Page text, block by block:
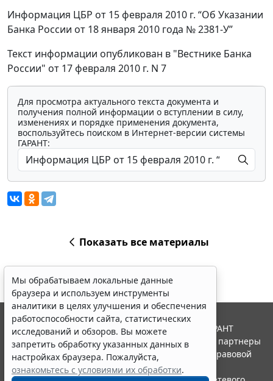
Информация ЦБР от 15 февраля 2010 г. “Об Указании
Банка России от 18 января 2010 года № 2381-У”
Текст информации опубликован в "Вестнике Банка
России" от 17 февраля 2010 г. N 7
Для просмотра актуального текста документа и
получения полной информации о вступлении в силу,
изменениях и порядке применения документа,
воспользуйтесь поиском в Интернет-версии системы
ГАРАНТ:
Показать все материалы
Мы обрабатываем локальные данные
браузера и используем инструменты
аналитики в целях улучшения и обеспечения
работоспособности сайта, статистических
исследований и обзоров. Вы можете
запретить обработку указанных данных в
настройках браузера. Пожалуйста,
ознакомьтесь с условиями их обработки.
© ООО "НПП "ГАРАНТ-СЕРВИС", 2026. Система ГАРАНТ
выпускается с 1990 года. Компания "Гарант" и ее партнеры
являются участниками Российской ассоциации правовой
информации ГАРАНТ.